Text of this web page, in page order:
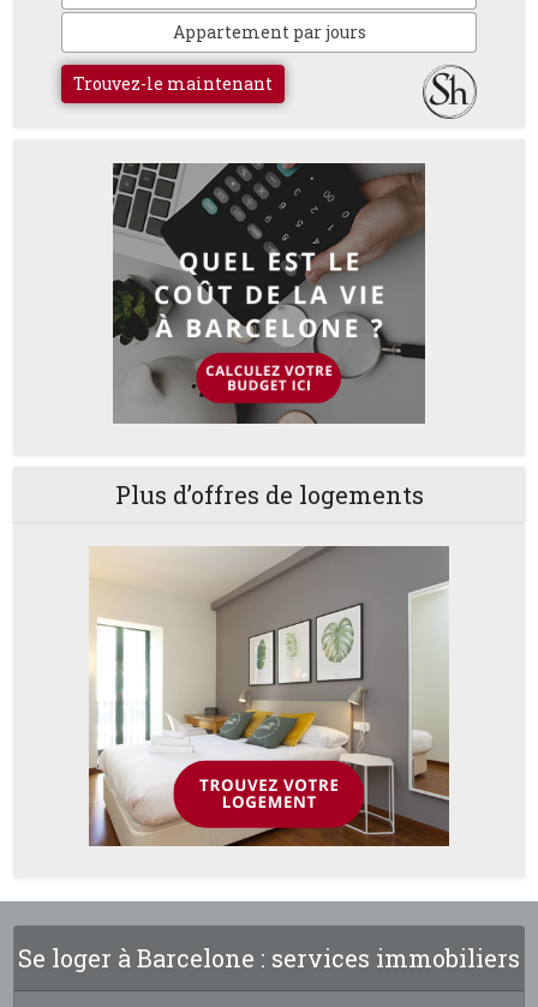
Appartement par jours
Trouvez-le maintenant
Plus d’offres de logements
Se loger à Barcelone : services immobiliers